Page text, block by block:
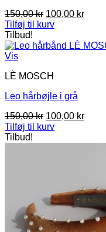
150,00kr Den
oprindelige
var:
100,00 krDen
er:
Tilføj til kurv
Tilbud!
Vis
LÈ MOSCH
Leo hårbøjle i grå
150,00kr Den
oprindelige
100,00 krDen
Tilføj til kurv
Tilbud!